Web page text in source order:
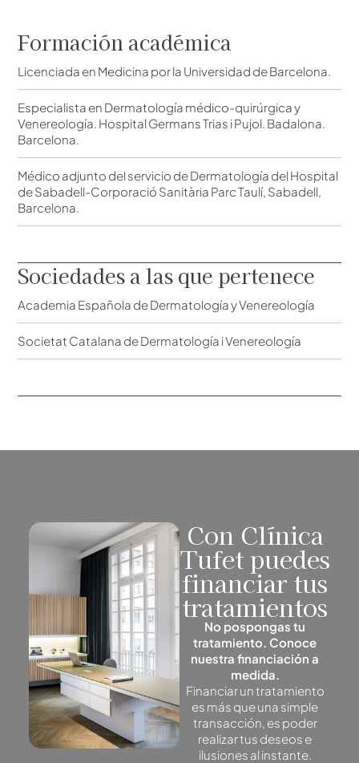
Formación académica
Licenciada en Medicina por la Universidad de Barcelona.
Especialista en Dermatología médico-quirúrgica y
Venereología. Hospital Germans Trias i Pujol. Badalona.
Barcelona.
Médico adjunto del servicio de Dermatología del Hospital
de Sabadell-Corporació Sanitària Parc Taulí, Sabadell,
Barcelona.
Sociedades a las que pertenece
Academia Española de Dermatología y Venereología
Societat Catalana de Dermatología i Venereología
Con Clínica
Tufet puedes
financiar tus
tratamientos
No pospongas tu
tratamiento. Conoce
nuestra financiación a
medida.
Financiar un tratamiento
es más que una simple
transacción, es poder
realizar tus deseos e
ilusiones al instante.